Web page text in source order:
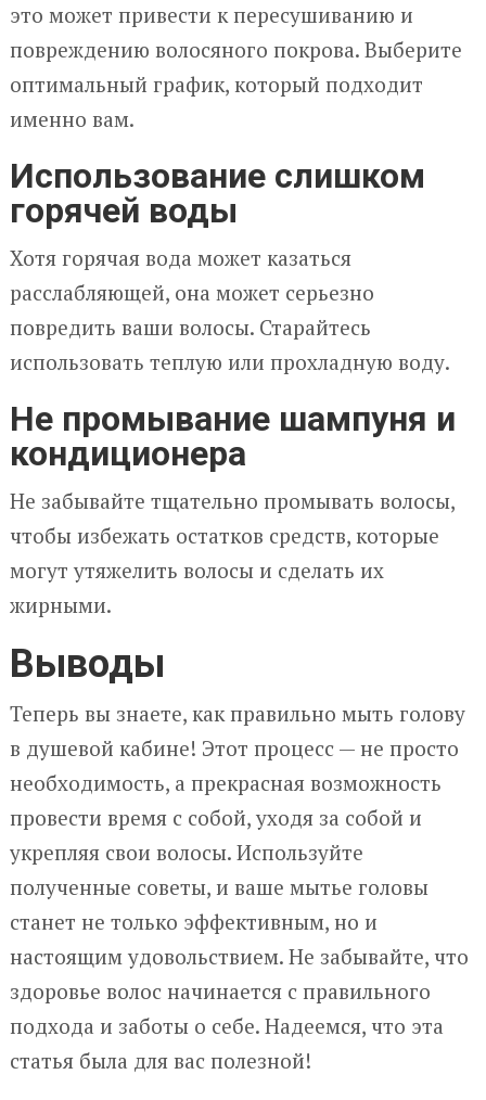
это может привести к пересушиванию и
повреждению волосяного покрова. Выберите
оптимальный график, который подходит
именно вам.
Использование слишком
горячей воды
Хотя горячая вода может казаться
расслабляющей, она может серьезно
повредить ваши волосы. Старайтесь
использовать теплую или прохладную воду.
Не промывание шампуня и
кондиционера
Не забывайте тщательно промывать волосы,
чтобы избежать остатков средств, которые
могут утяжелить волосы и сделать их
жирными.
Выводы
Теперь вы знаете, как правильно мыть голову
в душевой кабине! Этот процесс — не просто
необходимость, а прекрасная возможность
провести время с собой, уходя за собой и
укрепляя свои волосы. Используйте
полученные советы, и ваше мытье головы
станет не только эффективным, но и
настоящим удовольствием. Не забывайте, что
здоровье волос начинается с правильного
подхода и заботы о себе. Надеемся, что эта
статья была для вас полезной!